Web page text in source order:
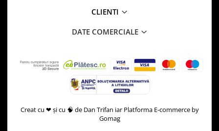
CLIENTI
DATE COMERCIALE
Creat cu ❤ și cu 🧠 de Dan Trifan iar Platforma E-commerce by
Gomag